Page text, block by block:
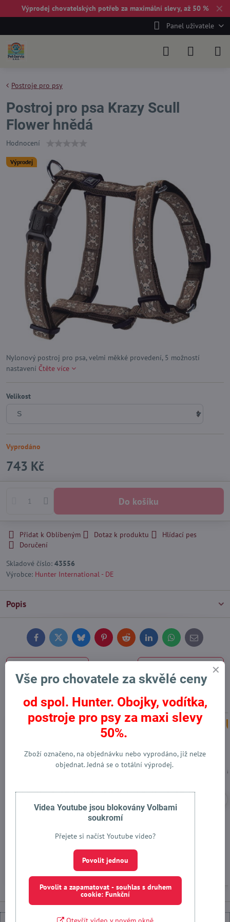
✕
Výprodej chovatelských potřeb za maximální slevy, až 50 %
Panel uživatele
Výprodej
Postroje pro psy
Postroj pro psa Krazy Scull
Flower hnědá
Hodnocení
Nylonový postroj pro psa, velmi měkké provedení, 5 možností
nastavení Čtěte více
Velikost
Vyprodáno
743 Kč
Do košíku
Přidat k Oblíbeným Dotaz k produktu
Hlídací pes
Doručení
Skladové číslo: 43556
Výrobce: Hunter International - DE
Popis
FacebookTwitterBlueskyPinterestReddit LinkedInWhatsApp
E-
mail
Alternativní produkty
Výprodej
Výcvikové vodítko Krazy
Skladem
od 569 Kč
Výprodej
Vodítko Krazy Scull Flower
Skladem
Vše pro chovatele za skvělé ceny
od spol. Hunter. Obojky, vodítka,
postroje pro psy za maxi slevy
50%.
Zboží označeno, na objednávku nebo vyprodáno, již nelze
objednat. Jedná se o totální výprodej.
Videa Youtube jsou blokovány Volbami
soukromí
Přejete si načíst Youtube video?
Povolit jednou
Povolit a zapamatovat - souhlas s druhem
cookie: Funkční